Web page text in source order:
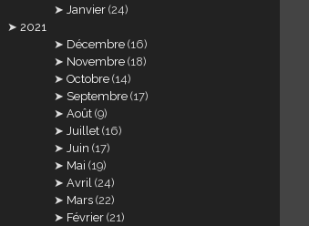
Janvier (24)
2021
Décembre (16)
Novembre (18)
Octobre (14)
Septembre (17)
Août (9)
Juillet (16)
Juin (17)
Mai (19)
Avril (24)
Mars (22)
Février (21)